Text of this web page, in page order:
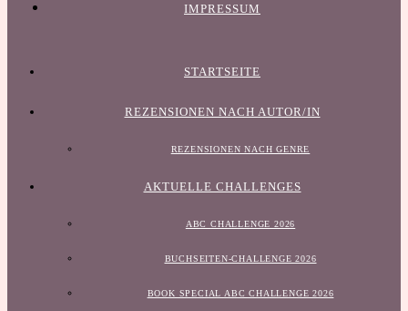
IMPRESSUM
STARTSEITE
REZENSIONEN NACH AUTOR/IN
REZENSIONEN NACH GENRE
AKTUELLE CHALLENGES
ABC CHALLENGE 2026
BUCHSEITEN-CHALLENGE 2026
BOOK SPECIAL ABC CHALLENGE 2026